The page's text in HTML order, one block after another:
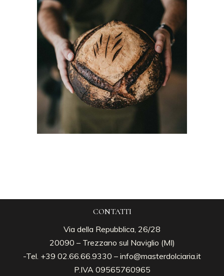
CONTATTI
Via della Repubblica, 26/28
20090 – Trezzano sul Naviglio (MI)
-Tel. +39 02.66.66.9330 – info@masterdolciaria.it
P.IVA 09565760965